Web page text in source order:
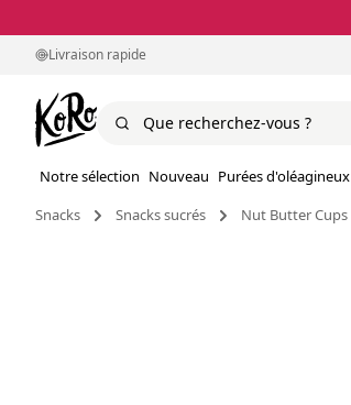
Livraison rapide
Notre sélection Nouveau Purées d'oléagineux
Snacks
Snacks sucrés Nut Butter Cups